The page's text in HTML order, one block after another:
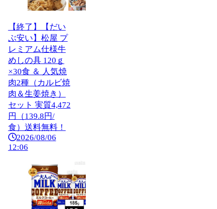
【終了】【だい
ぶ安い】松屋 プ
レミアム仕様牛
めしの具 120ｇ
×30食 ＆ 人気焼
肉2種（カルビ焼
肉＆生姜焼き）
セット 実質4,472
円（139.8円/
食）送料無料！
2026/08/06
12:06